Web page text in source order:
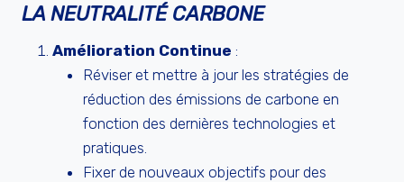
LA NEUTRALITÉ CARBONE
Amélioration Continue :
Réviser et mettre à jour les stratégies de
réduction des émissions de carbone en
fonction des dernières technologies et
pratiques.
Fixer de nouveaux objectifs pour des